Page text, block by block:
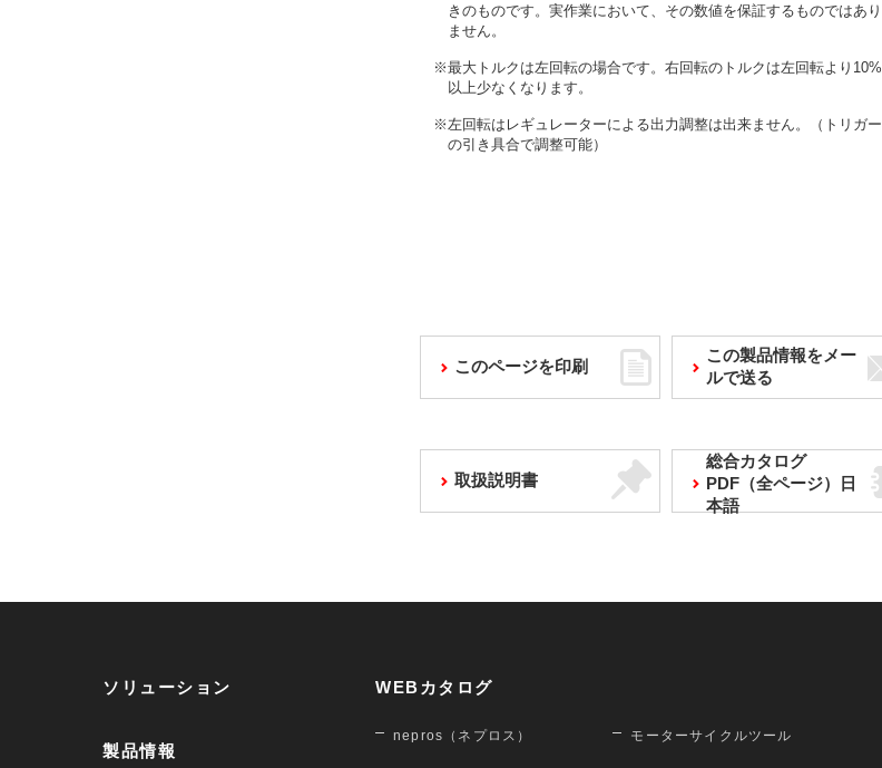
きのものです。実作業において、その数値を保証するものではあり
ません。
※最大トルクは左回転の場合です。右回転のトルクは左回転より10%
以上少なくなります。
※左回転はレギュレーターによる出力調整は出来ません。（トリガー
の引き具合で調整可能）
このページを印刷
この製品情報をメー
ルで送る
取扱説明書
総合カタログ
PDF（全ページ）日
本語
ソリューション
製品情報
WEBカタログ
nepros（ネプロス） モーターサイクルツール